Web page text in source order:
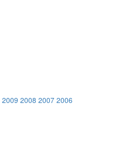
2009 2008 2007 2006